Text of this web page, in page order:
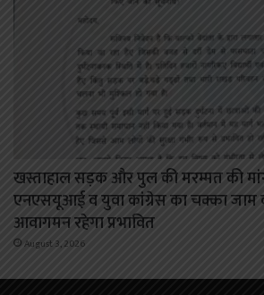
खस्ताहाल सड़क और पुल की मरम्मत की
एनएसयूआई व युवा कांग्रेस का चक्का जाम
आवागमन रहेगा प्रभावित
August 3, 2026